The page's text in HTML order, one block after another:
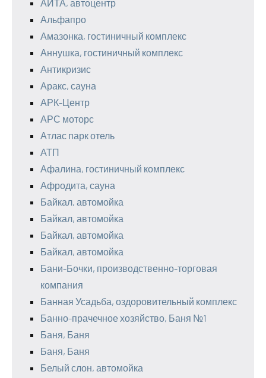
АИТА, автоцентр
Альфапро
Амазонка, гостиничный комплекс
Аннушка, гостиничный комплекс
Антикризис
Аракс, сауна
АРК-Центр
АРС моторс
Атлас парк отель
АТП
Афалина, гостиничный комплекс
Афродита, сауна
Байкал, автомойка
Байкал, автомойка
Байкал, автомойка
Байкал, автомойка
Бани-Бочки, производственно-торговая
компания
Банная Усадьба, оздоровительный комплекс
Банно-прачечное хозяйство, Баня №1
Баня, Баня
Баня, Баня
Белый слон, автомойка